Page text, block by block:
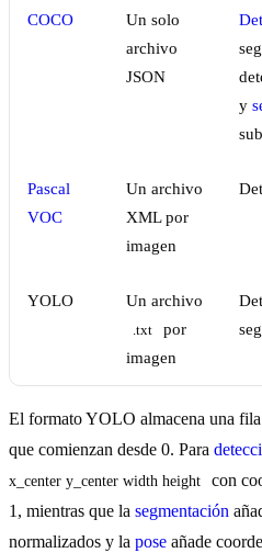
COCO
Un solo
archivo
JSON
y
Pascal
VOC
Un archivo
XML por
imagen
YOLO Un archivo
.txt
por
imagen
El formato YOLO almacena una
que comienzan desde 0. Para
x_center y_center width height
con
1, mientras que la segmentación
normalizados y la pose añade